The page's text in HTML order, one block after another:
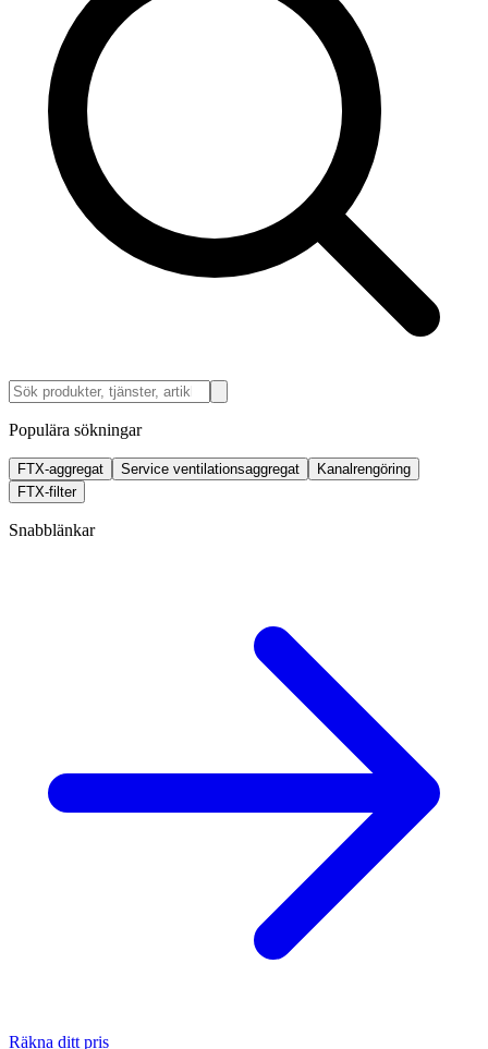
Populära sökningar
FTX-aggregat Service ventilationsaggregat
Kanalrengöring
FTX-filter
Snabblänkar
Räkna ditt pris